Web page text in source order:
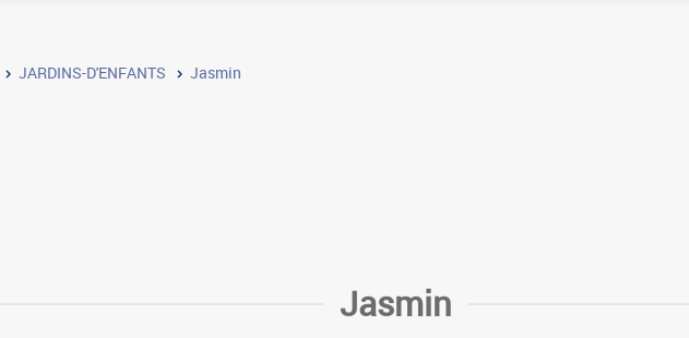
JARDINS-D'ENFANTS Jasmin
Jasmin